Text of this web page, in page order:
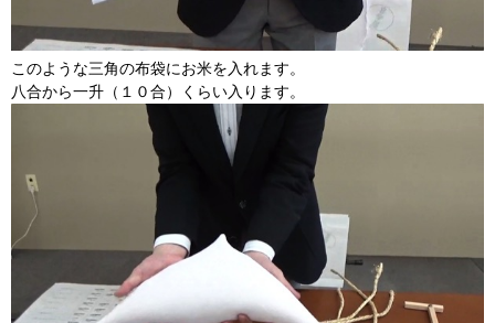
このような三角の布袋にお米を入れます。
八合から一升（１０合）くらい入ります。